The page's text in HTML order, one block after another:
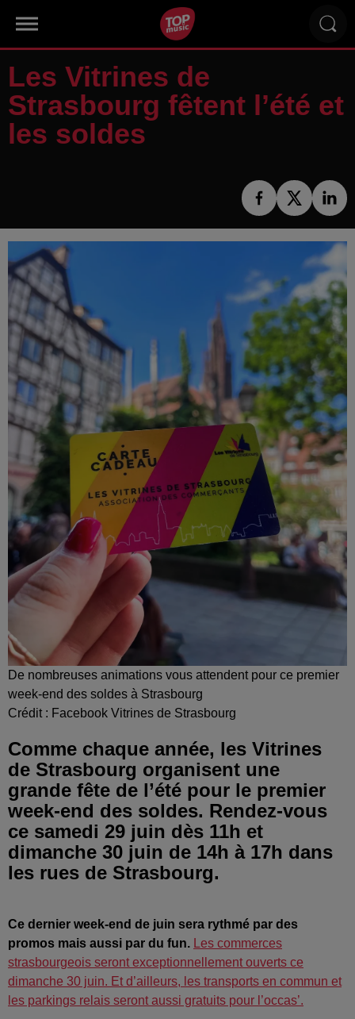
Les Vitrines de
Strasbourg fêtent l’été et
les soldes
De nombreuses animations vous attendent pour ce premier
week-end des soldes à Strasbourg
Crédit : Facebook Vitrines de Strasbourg
Comme chaque année, les Vitrines
de Strasbourg organisent une
grande fête de l’été pour le premier
week-end des soldes. Rendez-vous
ce samedi 29 juin dès 11h et
dimanche 30 juin de 14h à 17h dans
les rues de Strasbourg.
Ce dernier week-end de juin sera rythmé par des
promos mais aussi par du fun. Les commerces
strasbourgeois seront exceptionnellement ouverts ce
dimanche 30 juin. Et d’ailleurs, les transports en commun et
les parkings relais seront aussi gratuits pour l’occas’.